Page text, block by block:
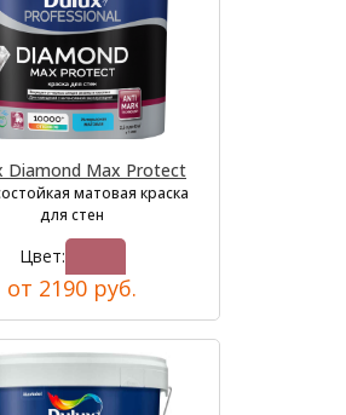
Diamond Max Protect
матовая краска
для стен
Цвет:
от 2190 руб.